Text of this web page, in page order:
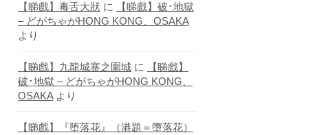
【睇戲】毒舌大狀 に
【睇戲】破･地獄
– どがちゃがHONG KONG、OSAKA
より
【睇戲】九龍城寨之圍城 に
【睇戲】
破･地獄 – どがちゃがHONG KONG、
OSAKAより
【睇戲】『堕落花』（港題＝墮落花）